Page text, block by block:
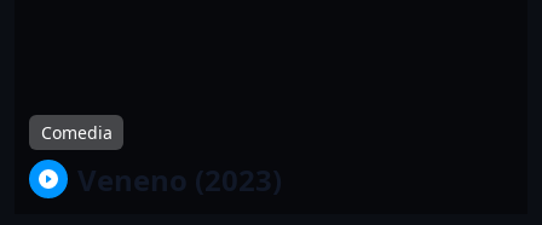
Comedia
Veneno (2023)